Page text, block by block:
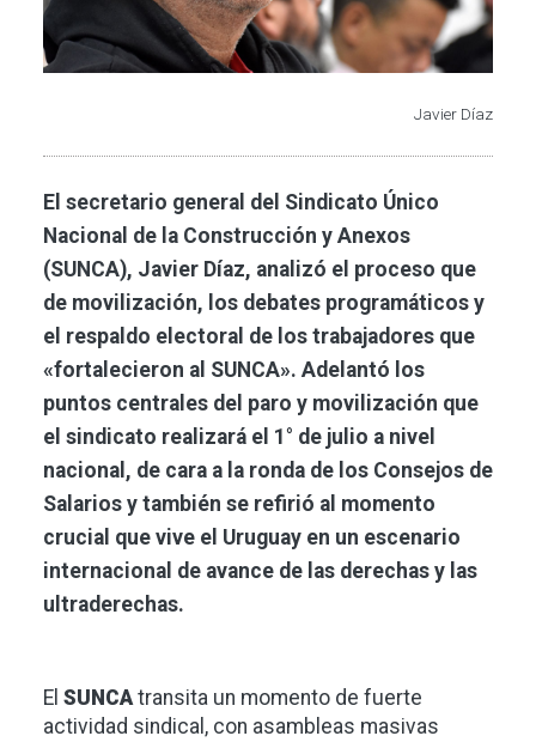
Javier Díaz
El secretario general del Sindicato Único
Nacional de la Construcción y Anexos
(SUNCA), Javier Díaz, analizó el proceso que
de movilización, los debates programáticos y
el respaldo electoral de los trabajadores que
«fortalecieron al SUNCA». Adelantó los
puntos centrales del paro y movilización que
el sindicato realizará el 1° de julio a nivel
nacional, de cara a la ronda de los Consejos de
Salarios y también se refirió al momento
crucial que vive el Uruguay en un escenario
internacional de avance de las derechas y las
ultraderechas.
El SUNCAtransita un momento de fuerte
actividad sindical, con asambleas masivas